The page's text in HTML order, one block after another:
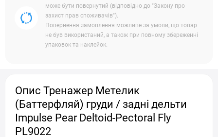
може бути повернутий (відповідно до "Закону про
захист прав споживачів").
Повернення замовлення можливе за умови, що товар
не був використаний, а також при повному збереженні
упаковок та наклейок.
Опис Тренажер Метелик
(Баттерфляй) груди / задні дельти
Impulse Pear Deltoid-Pectoral Fly
PL9022